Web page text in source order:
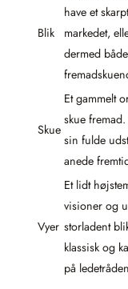
Blik
have et
markedet,
dermed
Skue
Et gammelt
skue
sin fulde
anede
Vyer
Et lidt
visioner og
storladent
klassisk og
på